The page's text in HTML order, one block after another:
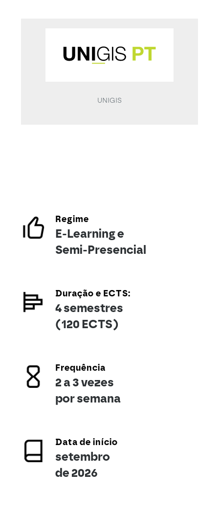
UNIGIS
Regime
E-Learning e
Semi-Presencial
Duração e ECTS:
4 semestres
(120 ECTS)
Frequência
2 a 3 vezes
por semana
Data de início
setembro
de 2026